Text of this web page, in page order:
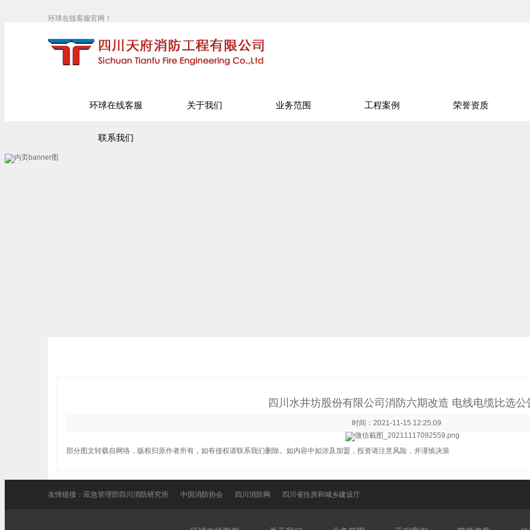
环球在线客服官网！
环球在线客服 关于我们 业务范围 工程案例 荣誉资质
联系我们
四川水井坊股份有限公司消防六期改造 电线电缆比选公
时间：2021-11-15 12:25:09
部分图文转载自网络，版权归原作者所有，如有侵权请联系我们删除。如内容中如涉及加盟，投资请注意风险，并谨慎决策
友情链接： 应急管理部四川消防研究所 中国消防协会 四川消防网 四川省住房和城乡建设厅